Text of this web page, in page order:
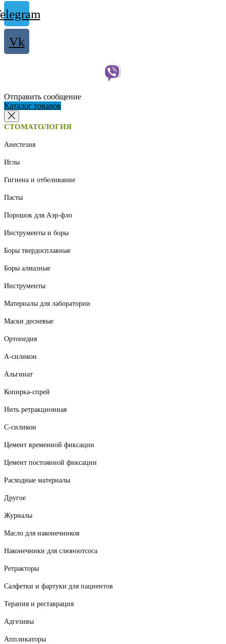
Vk
Отправить сообщение
Каталог товаров
СТОМАТОЛОГИЯ
Анестезия
Иглы
Гигиена и отбеливание
Пасты
Порошок для Аэр-фло
Инструменты и боры
Боры твердосплавные
Боры алмазные
Инструменты
Материалы для лаборатории
Маски десневые
Ортопедия
А-силикон
Альгинат
Копирка-спрей
Нить ретракционная
С-силикон
Цемент временной фиксации
Цемент постоянной фиксации
Расходные материалы
Другое
Журналы
Масло для наконечников
Наконечники для слюноотсоса
Ретракторы
Салфетки и фартуки для пациентов
Терапия и реставрация
Адгезивы
Аппликаторы